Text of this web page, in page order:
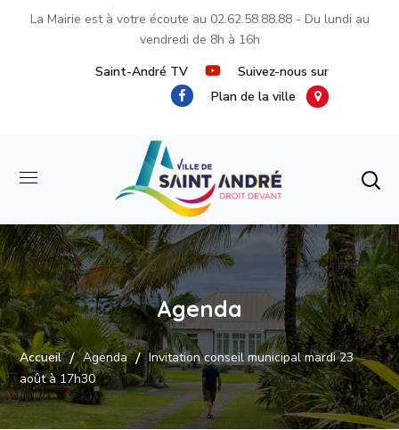
La Mairie est à votre écoute au 02.62.58.88.88- Du lundi au
vendredi de 8h à 16h
Saint-André TV
Suivez-nous sur
Plan de la ville
Agenda
Accueil Agenda
Invitation conseil municipal mardi 23
août à 17h30